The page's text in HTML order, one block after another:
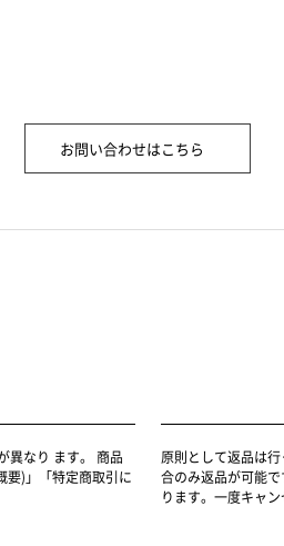
お問い合わせはこちら
異なり ます。 商品
要)」「特定商取引に
原則として返品は
合のみ返品が可能
ります。一度キャ